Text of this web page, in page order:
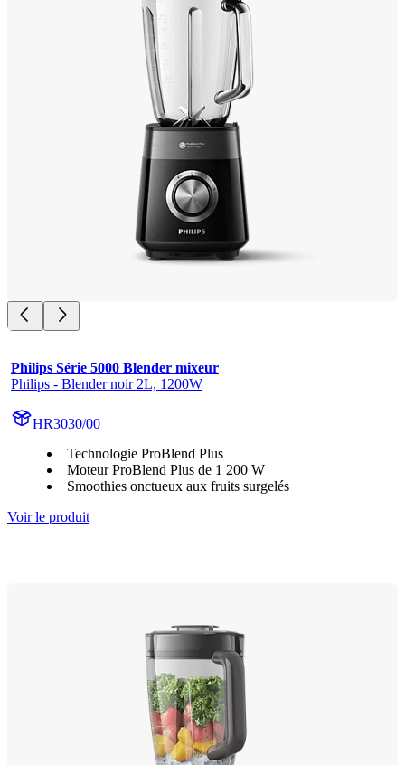
Philips Série 5000 Blender mixeur
Philips - Blender noir 2L, 1200W
HR3030/00
Technologie ProBlend Plus
Moteur ProBlend Plus de 1 200 W
Smoothies onctueux aux fruits surgelés
Voir le produit